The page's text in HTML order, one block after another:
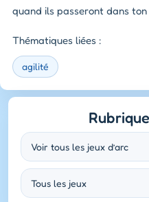
quand ils passeront dans ton
Thématiques liées :
agilité
Voir tous les jeux d’arc
Tous les jeux